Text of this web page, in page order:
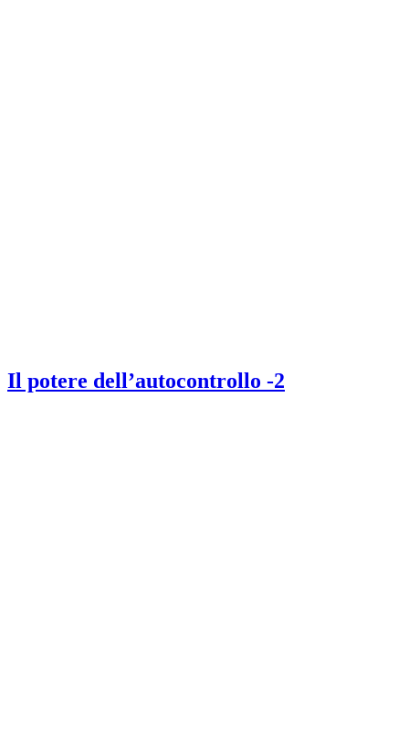
Il potere dell’autocontrollo -2